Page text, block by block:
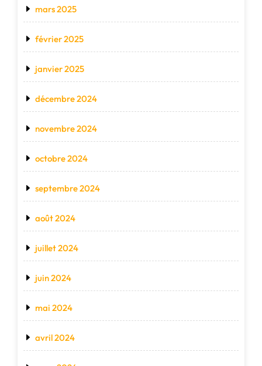
mars 2025
février 2025
janvier 2025
décembre 2024
novembre 2024
octobre 2024
septembre 2024
août 2024
juillet 2024
juin 2024
mai 2024
avril 2024